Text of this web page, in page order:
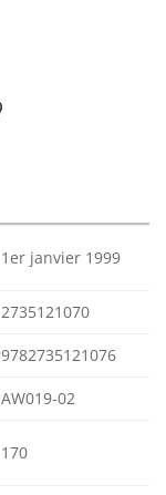
1er janvier 1999
2735121070
9782735121076
AW019-02
170